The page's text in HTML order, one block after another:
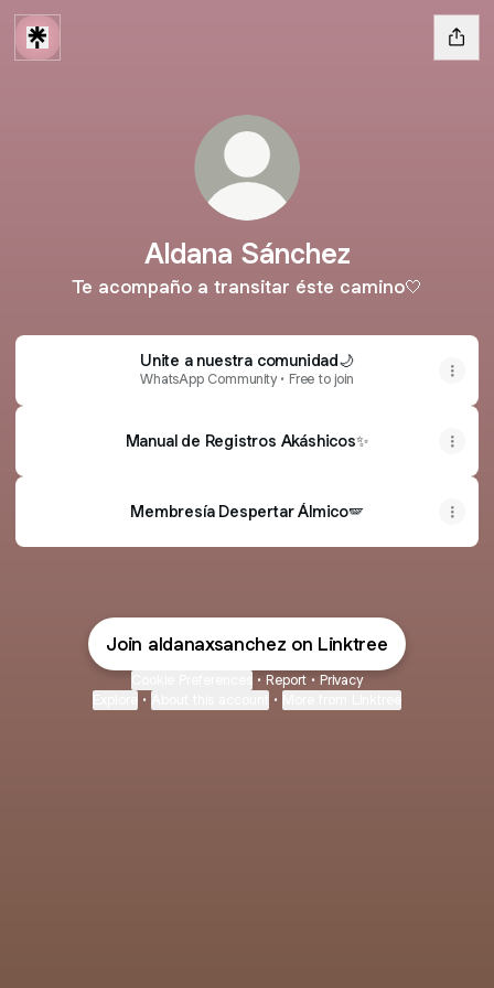
Aldana Sánchez
Te acompaño a transitar éste camino🤍
Unite a nuestra comunidad🌙
WhatsApp Community • Free to join
Manual de Registros Akáshicos✨️
Membresía Despertar Álmico🪽
Join aldanaxsanchez on Linktree
• Report • Privacy
• •